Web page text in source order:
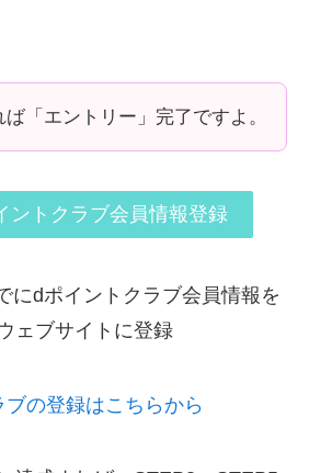
「エントリー」完了ですよ。
ントクラブ会員情報登録
にdポイントクラブ会員情報を
ェブサイトに登録
の登録はこちらから